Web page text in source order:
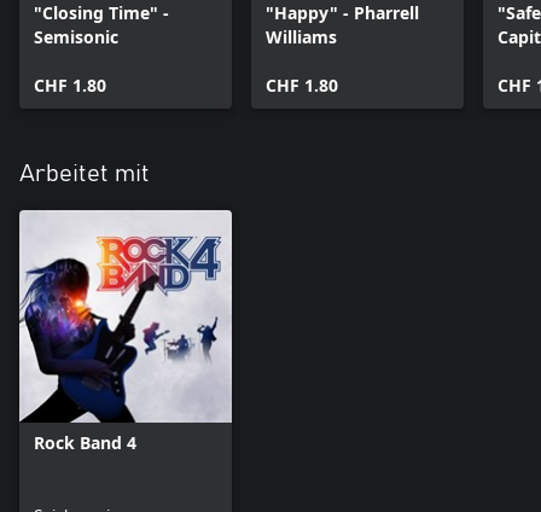
"Closing Time" -
Semisonic
CHF 1.80
"Happy" - Pharrell
Williams
CHF 1.80 CHF
Arbeitet mit
Rock Band 4